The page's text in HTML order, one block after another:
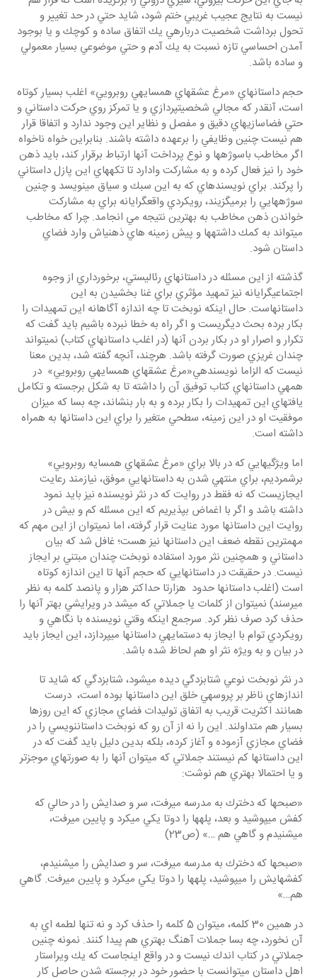
نيست به نتايج عجيب غريبي ختم شود، شايد حتي در حد تغيير و
تحول برداشت شخصيت درباره‎ي يك اتفاق ساده و كوچك و يا بوجود
آمدن احساسي تازه نسبت به يك آدم و حتي موضوعي بسيار معمولي
و ساده باشد.
حجم داستانهاي «مرغ عشق‎هاي همسايه‎ي روبرويي» اغلب بسيار كوتاه
است، آنقدر كه مجالي شخصيت‎پردازي و يا تمركز روي حركت داستاني و
حتي فضاسازي‎هاي دقيق و مفصل و نظاير اين وجود ندارد و اتفاقا قرار
هم نيست چنين وظايفي را برعهده داشته باشند. بنابراين خواه ناخواه
اگر مخاطب باسوژه‎ها و نوع پرداخت آنها ارتباط برقرار كند، بايد ذهن
خود را نيز فعال كرده و به مشاركت وادارد تا تكه‎هاي اين پازل داستاني
را پركند. براي نويسنده‎اي كه به اين سبك و سياق مي‎نويسد و چنين
سوژه‎هايي را برمي‎گزيند، رويكردي واقعگرايانه براي به مشاركت
خواندن ذهن مخاطب به بهترين نتيجه مي انجامد. چرا كه مخاطب
مي‎تواند به كمك داشته‎ها و پيش زمينه هاي ذهني‎اش وارد فضاي
داستان شود.
گذشته از اين مسئله در داستانهاي رئاليستي، برخورداري از وجوه
اجتماعي‎گرايانه نيز تمهيد مؤثري براي غنا بخشيدن به اين
داستانهاست. حال اينكه نوبخت تا چه اندازه آگاهانه اين تمهيدات را
بكار برده بحث ديگري‎ست و اگر راه به خطا نبرده باشيم بايد گفت كه
تكرار و اصرار او در بكار بردن آنها (در اغلب داستانهاي كتاب) نمي‎تواند
چندان غريزي صورت گرفته باشد. هرچند، آنچه گفته شد، بدين معنا
نيست كه الزاما نويسنده‎ي«مرغ عشق‎هاي همسايه‎ي روبرويي»  در
همه‎ي داستانهاي كتاب توفيق آن را داشته تا به شكل برجسته و تكامل
يافته‎‎اي اين تمهيدات را بكار برده و به بار بنشاند، چه بسا كه ميزان
موفقيت او در اين زمينه، سطحي متغير را براي اين داستان‎ها به همراه
داشته است.
اما ويژگي‎هايي كه در بالا براي «مرغ عشق‎هاي همسايه روبرويي»
برشمرديم، براي منتهي شدن به داستانهايي موفق، نيازمند رعايت
ايجازي‎ست كه نه فقط در روايت كه در نثر نويسنده نيز بايد نمود
داشته باشد و اگر با اغماض بپذيريم كه اين مسئله كم و بيش در
روايت اين داستانها مورد عنايت قرار گرفته، اما نمي‎توان از اين مهم كه
مهمترين نقطه ضعف اين داستانها نيز هست؛ غافل شد كه بيان
داستاني و همچنين نثر مورد استفاده نوبخت چندان مبتني بر ايجاز
نيست. در حقيقت در داستانهايي كه حجم آنها تا اين اندازه كوتاه
است (اغلب داستانها حدود  هزارتا حداكتر هزار و پانصد كلمه به نظر
مي‎رسند) نمي‎توان از كلمات يا جملاتي كه مي‎شد در ويرايشي بهتر آنها را
حذف كرد صرف نظر كرد. سرجمع اينكه وقتي نويسنده با نگاهي و
رويكردي توام با ايجاز به دستمايه‎ي داستانها مي‎پردازد، اين ايجاز بايد
در بيان و به ويژه نثر او هم لحاظ شده باشد.
در نثر نوبخت نوعي شتابزدگي ديده مي‎شود، شتابزدگي كه شايد تا
اندازه‎اي ناظر بر پروسه‎ي خلق اين داستانها بوده است،  درست
همانند اكثريت قريب به اتفاق توليدات فضاي مجازي كه اين روزها
بسيار هم متداولند. اين را نه از آن رو كه نوبخت داستان‎نويسي را در
فضاي مجازي آزموده و آغاز كرده، بلكه بدين دليل بايد گفت كه در
اين داستانها كم نيستند جملاتي كه مي‎توان آنها را به صورت‎هاي موجزتر
و يا احتمالا بهتري هم نوشت:
«صبح‎ها كه دخترك به مدرسه مي‎رفت، سر و صدايش را در حالي كه
كفش مي‎پوشيد و بعد، پله‎ها را دوتا يكي مي‎كرد و پايين مي‎رفت،
مي‎شنيدم و گاهي هم …» (ص23)
«صبح‎ها كه دخترك به مدرسه مي‎رفت، سر و صدايش را مي‎شنيدم،
كفش‎هايش را مي‎پوشيد، پله‎ها را دوتا يكي مي‎كرد و پايين مي‎رفت. گاهي
هم…»
در همين 30 كلمه، مي‎توان 5 كلمه را حذف كرد و نه تنها لطمه اي به
آن نخورد، چه بسا جملات آهنگ بهتري هم پيدا كنند. نمونه چنين
جملاتي در كتاب اندك نيست و در واقع اينجاست كه يك ويراستار
اهل داستان مي‎توانست با حضور خود در برجسته شدن حاصل كار